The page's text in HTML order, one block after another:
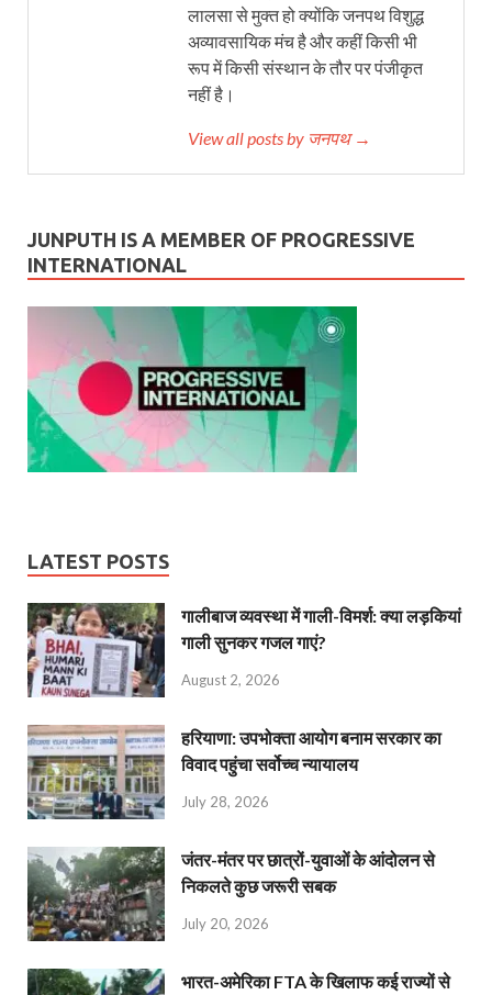
लालसा से मुक्त हो क्योंकि जनपथ विशुद्ध
अव्यावसायिक मंच है और कहीं किसी भी
रूप में किसी संस्थान के तौर पर पंजीकृत
नहीं है।
View all posts by जनपथ →
JUNPUTH IS A MEMBER OF PROGRESSIVE
INTERNATIONAL
LATEST POSTS
गालीबाज व्‍यवस्‍था में गाली-विमर्श: क्या लड़कियां
गाली सुनकर गजल गाएं?
August 2, 2026
हरियाणा: उपभोक्ता आयोग बनाम सरकार का
विवाद पहुंचा सर्वोच्च न्यायालय
July 28, 2026
जंतर-मंतर पर छात्रों-युवाओं के आंदोलन से
निकलते कुछ जरूरी सबक
July 20, 2026
भारत-अमेरिका FTA के खिलाफ कई राज्यों से